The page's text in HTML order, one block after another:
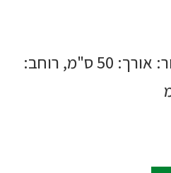
מכל מרובע, דגם ליאור: אורך: 50 ס"מ, רוחב: